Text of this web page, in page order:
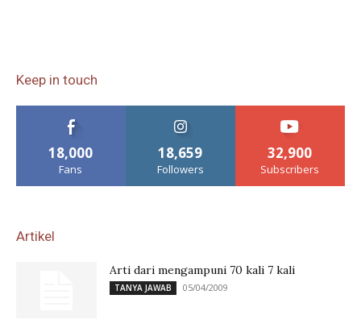
Keep in touch
18,000
Fans
18,659
Followers
32,900
Subscribers
Artikel
Arti dari mengampuni 70 kali 7 kali
TANYA JAWAB 05/04/2009